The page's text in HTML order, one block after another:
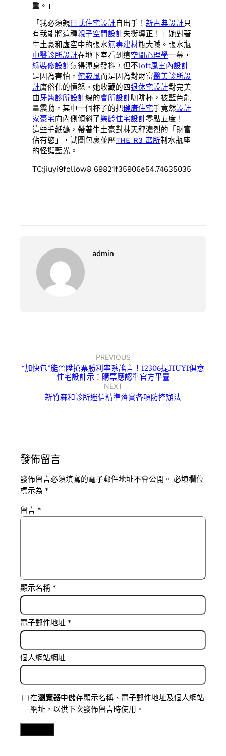
重。」
「我必須親日式住宅設計 自出手！新古典設計只
有我能將這種親子空間設計失衡導正！」她對著
牛土豪和虛空中的張水無毒建材瓶大喊。張水瓶
中醫診所設計在地下室看到這空間心理學一幕，
綠裝修設計氣得渾身發抖，但不loft風室內設計
是因為害怕，侘寂風而是因為對財富醫美診所設
計庸俗化的憤怒。她收藏的四退休宅設計對完美
曲牙醫診所設計線的會所設計咖啡杯，被藍色能
量震動，其中一個杯子的把健康住宅手竟然設計
家豪宅向內側傾斜了樂齡住宅設計零點五度！
這些千紙鶴，帶著牛土豪對林天秤濃烈的「財富
佔有慾」，試圖包裹並壓THE R3 寓所制水瓶座
的怪誕藍光。
TC:jiuyi9follow8 69821f35906e54.74635035
admin
PREVIOUS
“加快包”能晉陞搶票勝利率系謠言！12306提JIUYI俱意
住宅設計示：購票應認準官方平臺
NEXT
新竹森和診所迷信精準落實各項防控辦法
發佈留言
發佈留言必須填寫的電子郵件地址不會公開。 必填欄位
標示為 *
留言 *
顯示名稱 *
電子郵件地址 *
個人網站網址
在瀏覽器中儲存顯示名稱、電子郵件地址及個人網站
網址，以供下次發佈留言時使用。